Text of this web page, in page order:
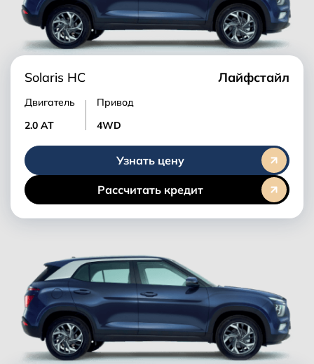
Solaris HC Лайфстайл
Двигатель
2.0 AT
Привод
4WD
Узнать цену
Рассчитать кредит